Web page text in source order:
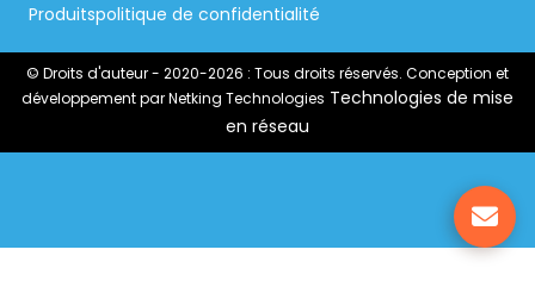
Produitspolitique de confidentialité
© Droits d'auteur - 2020-2026 : Tous droits réservés. Conception et
développement par Netking Technologies Technologies de mise
en réseau